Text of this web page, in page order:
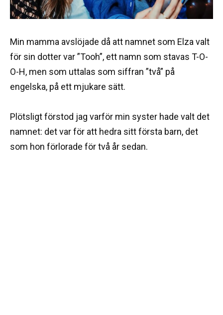
Min mamma avslöjade då att namnet som Elza valt
för sin dotter var ”Tooh”, ett namn som stavas T-O-
O-H, men som uttalas som siffran ”två” på
engelska, på ett mjukare sätt.
Plötsligt förstod jag varför min syster hade valt det
namnet: det var för att hedra sitt första barn, det
som hon förlorade för två år sedan.